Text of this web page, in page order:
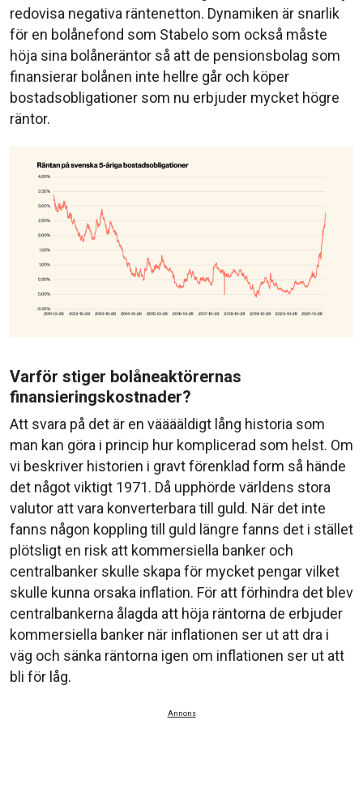
redovisa negativa räntenetton. Dynamiken är snarlik
för en bolånefond som Stabelo som också måste
höja sina bolåneräntor så att de pensionsbolag som
finansierar bolånen inte hellre går och köper
bostadsobligationer som nu erbjuder mycket högre
räntor.
Varför stiger bolåneaktörernas
finansieringskostnader?
Att svara på det är en vääääldigt lång historia som
man kan göra i princip hur komplicerad som helst. Om
vi beskriver historien i gravt förenklad form så hände
det något viktigt 1971. Då upphörde världens stora
valutor att vara konverterbara till guld. När det inte
fanns någon koppling till guld längre fanns det i stället
plötsligt en risk att kommersiella banker och
centralbanker skulle skapa för mycket pengar vilket
skulle kunna orsaka inflation. För att förhindra det blev
centralbankerna ålagda att höja räntorna de erbjuder
kommersiella banker när inflationen ser ut att dra i
väg och sänka räntorna igen om inflationen ser ut att
bli för låg.
Annons